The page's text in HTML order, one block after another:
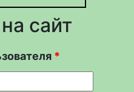
сайт
*